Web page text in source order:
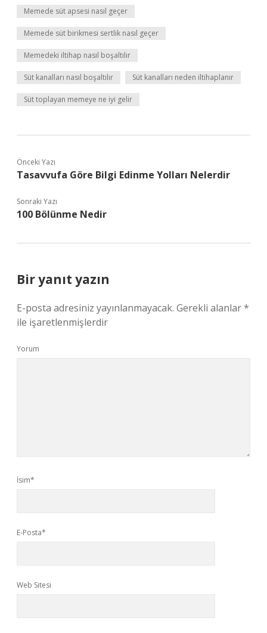
Memede süt apsesi nasıl geçer
Memede süt birikmesi sertlik nasıl geçer
Memedeki iltihap nasıl boşaltılır
Süt kanalları nasıl boşaltılır Süt kanalları neden iltihaplanır
Süt toplayan memeye ne iyi gelir
Önceki Yazı
Tasavvufa Göre Bilgi Edinme Yolları Nelerdir
Sonraki Yazı
100 Bölünme Nedir
Bir yanıt yazın
E-posta adresiniz yayınlanmayacak. Gerekli alanlar*
ile işaretlenmişlerdir
Yorum
İsim*
E-Posta*
Web Sitesi